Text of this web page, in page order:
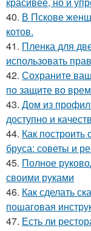
40. В Пскове
котов.
41. Пленка для
использовать
42. Сохраните
по защите во
43. Дом из
доступно и
44. Как
бруса: советы и
45. Полное
своими руками
46. Как сделать
пошаговая
47. Есть ли